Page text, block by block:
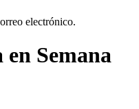
electrónico.
Semana